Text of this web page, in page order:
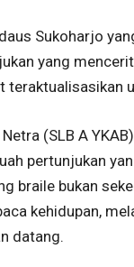
Sukoharjo
yang
teraktualisasikan
(SLB A
pertunjukan
braile bukan
kehidupan,
datang.